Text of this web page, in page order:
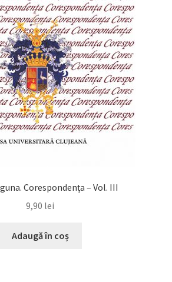
Corespondența – Vol. III
9,90 lei
Adaugă în coș